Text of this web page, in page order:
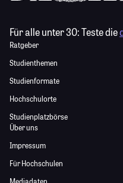
Für alle unter 30:Teste die
Ratgeber
Studienthemen
Studienformate
Hochschulorte
Studienplatzbörse
Über uns
Impressum
Für Hochschulen